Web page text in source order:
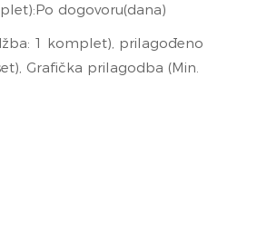
dogovoru(dana)
1 komplet), prilagođeno
Grafička prilagodba (Min.